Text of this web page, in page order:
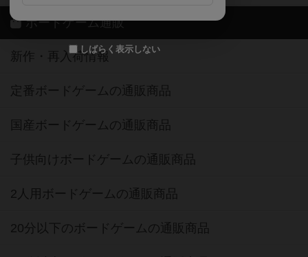
しばらく表示しない
ボードゲーム通販
新作・再入荷情報
定番ボードゲームの通販商品
国産ボードゲームの通販商品
子供向けボードゲームの通販商品
2人用ボードゲームの通販商品
20分以下のボードゲームの通販商品